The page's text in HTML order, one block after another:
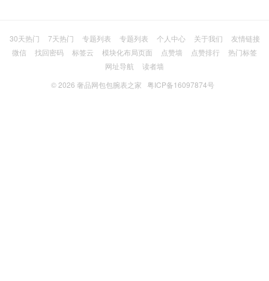
30天热门 7天热门 专题列表 专题列表 个人中心 关于我们
友情链接
微信
找回密码 标签云 模块化布局页面 点赞墙 点赞排行
热门标签
网址导航
读者墙
© 2026 奢品网包包腕表之家 粤ICP备16097874号